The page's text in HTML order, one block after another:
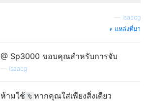
isaacg
แหล่งที่มา
@ Sp3000 ขอบคุณสำหรับการจับ
isaacg
ห้ามใช้ % หากคุณใส่เพียงสิ่งเดียว